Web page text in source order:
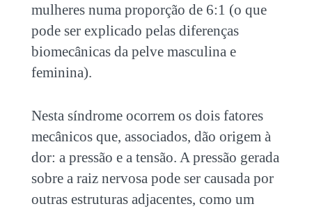
mulheres numa proporção de 6:1 (o que
pode ser explicado pelas diferenças
biomecânicas da pelve masculina e
feminina).
Nesta síndrome ocorrem os dois fatores
mecânicos que, associados, dão origem à
dor: a pressão e a tensão. A pressão gerada
sobre a raiz nervosa pode ser causada por
outras estruturas adjacentes, como um